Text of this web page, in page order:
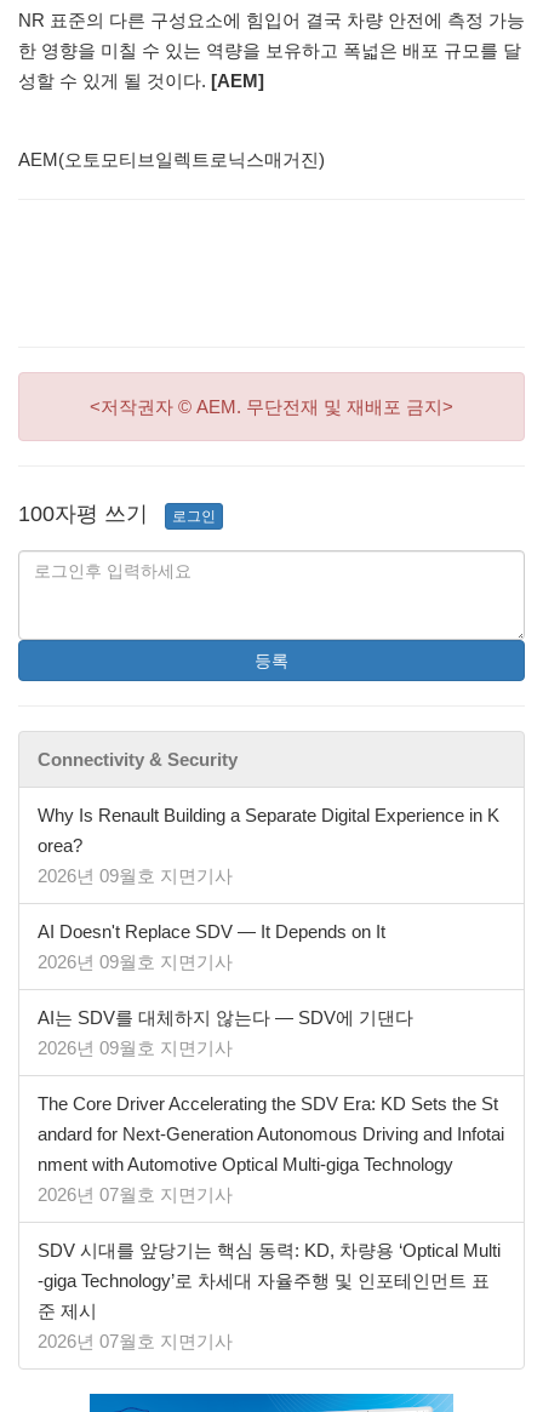
NR 표준의 다른 구성요소에 힘입어 결국 차량 안전에 측정 가능
한 영향을 미칠 수 있는 역량을 보유하고 폭넓은 배포 규모를 달
성할 수 있게 될 것이다. [AEM]
AEM(오토모티브일렉트로닉스매거진)
<저작권자 © AEM. 무단전재 및 재배포 금지>
100자평 쓰기 로그인
등록
Connectivity & Security
Why Is Renault Building a Separate Digital Experience in K
orea?
2026년 09월호 지면기사
AI Doesn't Replace SDV — It Depends on It
2026년 09월호 지면기사
AI는 SDV를 대체하지 않는다 — SDV에 기댄다
2026년 09월호 지면기사
The Core Driver Accelerating the SDV Era: KD Sets the St
andard for Next-Generation Autonomous Driving and Infotai
nment with Automotive Optical Multi-giga Technology
2026년 07월호 지면기사
SDV 시대를 앞당기는 핵심 동력: KD, 차량용 ‘Optical Multi
-giga Technology’로 차세대 자율주행 및 인포테인먼트 표
준 제시
2026년 07월호 지면기사